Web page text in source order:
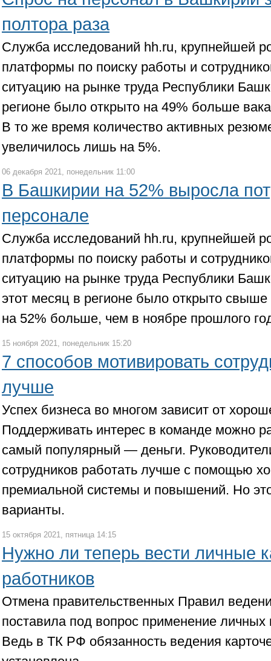
полтора раза
Служба исследований hh.ru, крупнейшей
платформы по поиску работы и
ситуацию на рынке труда Республики
регионе было открыто на 49% больше
В то же время количество активных
увеличилось лишь на 5%.
06 декабря 2021, понедельник 11:00
В Башкирии на 52% выросла
персонале
Служба исследований hh.ru, крупнейшей
платформы по поиску работы и
ситуацию на рынке труда Республики
этот месяц в регионе было открыто свыше
на 52% больше, чем в ноябре прошлого
15 ноября 2021, понедельник 15:20
7 способов мотивировать
лучше
Успех бизнеса во многом зависит от
Поддерживать интерес в команде можно
самый популярный — деньги.
сотрудников работать лучше с помощью
премиальной системы и повышений. Но
варианты.
15 октября 2021, пятница 14:15
Нужно ли теперь вести личные
работников
Отмена правительственных Правил
поставила под вопрос применение личных
Ведь в ТК РФ обязанность ведения